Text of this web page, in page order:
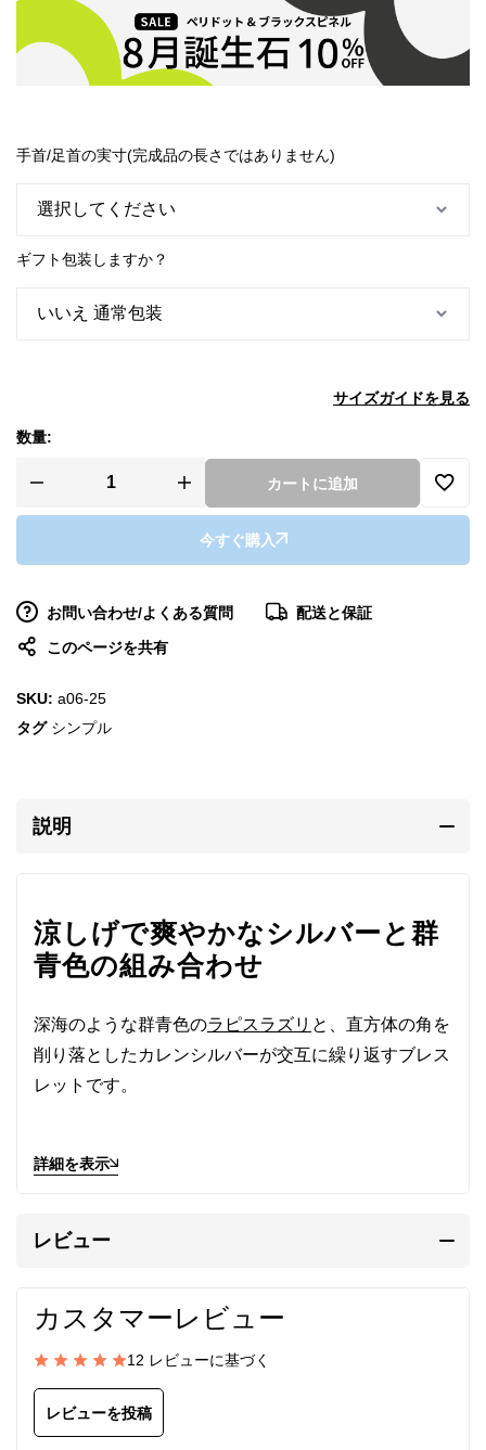
手首/足首の実寸(完成品の長さではありません)
ギフト包装しますか？
サイズガイドを見る
数量:
カートに追加
今すぐ購入
お問い合わせ/よくある質問
配送と保証
このページを共有
SKU: a06-25
タグ シンプル
説明
涼しげで爽やかなシルバーと群
青色の組み合わせ
深海のような群青色のラピスラズリ と、直方体の角を
削り落としたカレンシルバーが交互に繰り返すブレス
レットです。
溶け合い、混ざり合うのが見て取れます。
シルバービーズに刻まれた刻印の陰影は銀光を抑え、
ます。
（SV925/イタリア製）を使用しています。デザイン
の邪魔にならない小ぶりで控えめなものを選んでいま
詳細を表示
レビュー
カスタマーレビュー
12 レビューに基づく
レビューを投稿